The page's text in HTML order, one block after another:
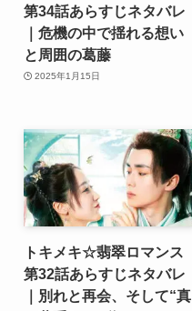
第34話あらすじネタバレ
｜危機の中で揺れる想い
と周囲の葛藤
2025年1月15日
トキメキ☆翡翠ロマンス
第32話あらすじネタバレ
｜別れと再会、そして“真